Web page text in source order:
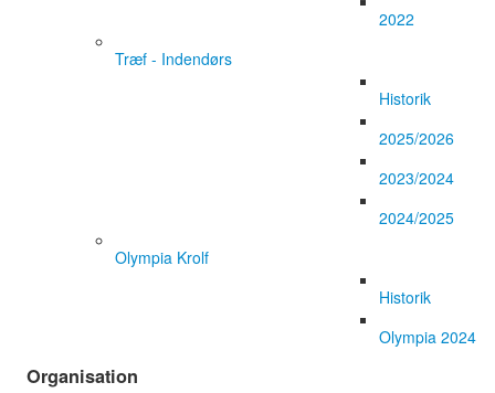
2022
Træf - Indendørs
Historik
2025/2026
2023/2024
2024/2025
Olympia Krolf
Historik
Olympia 2024
Organisation